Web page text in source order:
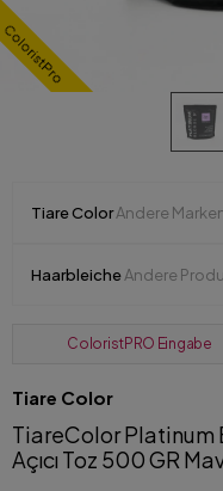
ColoristPro
Tiare ColorAndere
HaarbleicheAndere
ColoristPRO Eingabe
Tiare Color
TiareColor Platinum
Açıcı Toz 500 GR